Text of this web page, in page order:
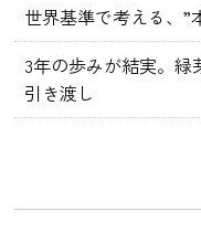
世界基準で考える、”
3年の歩みが結実。
引き渡し